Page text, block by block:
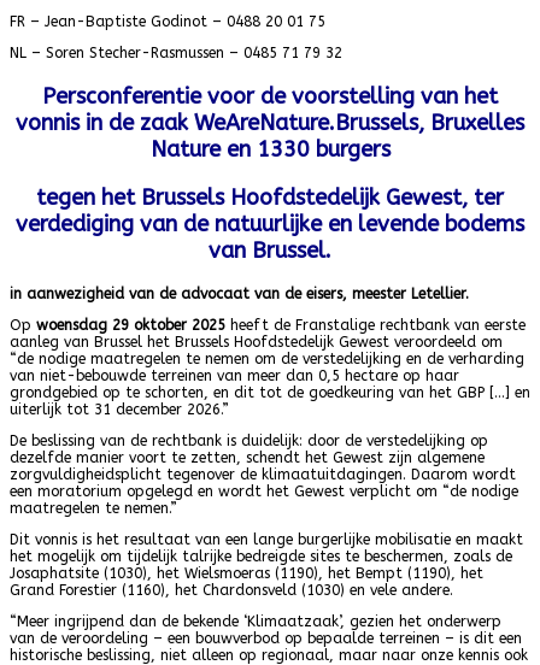
FR – Jean-Baptiste Godinot – 0488 20 01 75
NL – Soren Stecher-Rasmussen – 0485 71 79 32
Persconferentievoor devoorstelling van het
vonnisin de zaak WeAreNature.Brussels, Bruxelles
Nature en 1330 burgers
tegen het Brussels Hoofdstedelijk Gewest, ter
verdediging van de natuurlijke en levende bodems
van Brussel.
in aanwezigheid van de advocaat van de eisers, meester Letellier.
Op woensdag 29 oktober 2025 heeft de Franstalige rechtbank van eerste
aanleg van Brussel het Brussels Hoofdstedelijk Gewest veroordeeld om
“de nodige maatregelen te nemen om de verstedelijking en de verharding
van niet-bebouwde terreinen van meer dan 0,5 hectare op haar
grondgebied op te schorten, en dit tot de goedkeuring van het GBP […] en
uiterlijk tot 31 december 2026.”
De beslissing van de rechtbank is duidelijk: door de verstedelijking op
dezelfde manier voort te zetten, schendt het Gewest zijn algemene
zorgvuldigheidsplicht tegenover de klimaatuitdagingen. Daarom wordt
een moratorium opgelegd en wordt het Gewest verplicht om “de nodige
maatregelen te nemen.”
Dit vonnis is het resultaat van een lange burgerlijke mobilisatie en maakt
het mogelijk om tijdelijk talrijke bedreigde sites te beschermen, zoals de
Josaphatsite (1030), het Wielsmoeras (1190), het Bempt (1190), het
Grand Forestier (1160), het Chardonsveld (1030) en vele andere.
“Meer ingrijpend dan de bekende ‘Klimaatzaak’, gezien het onderwerp
van de veroordeling – een bouwverbod op bepaalde terreinen – is dit een
historische beslissing, niet alleen op regionaal, maar naar onze kennis ook